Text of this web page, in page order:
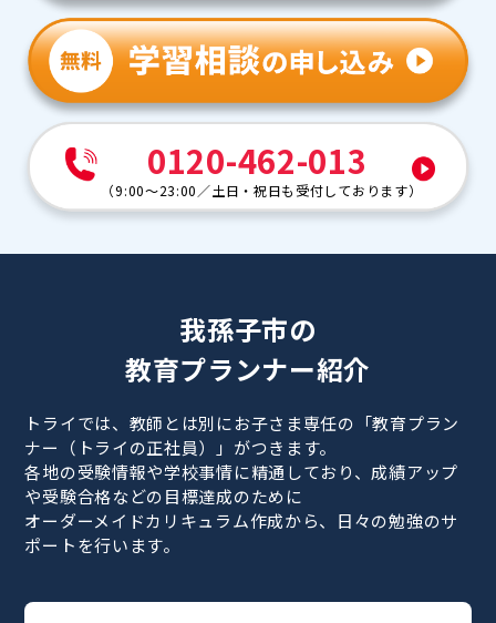
0120-462-013
（9:00～23:00 ／土日・祝日も受付しております）
我孫子市の
教育プランナー紹介
トライでは、教師とは別にお子さま専任の「教育プラン
ナー（トライの正社員）」がつきます。
各地の受験情報や学校事情に精通しており、成績アップ
や受験合格などの目標達成のために
オーダーメイドカリキュラム作成から、日々の勉強のサ
ポートを行います。